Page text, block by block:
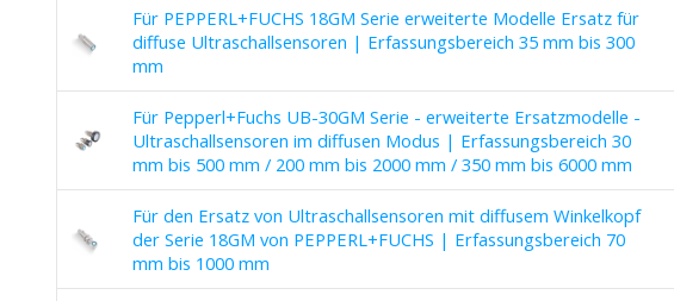
Für PEPPERL+FUCHS 18GM Serie erweiterte Modelle Ersatz für
diffuse Ultraschallsensoren | Erfassungsbereich 35 mm bis 300
mm
Für Pepperl+Fuchs UB-30GM Serie - erweiterte Ersatzmodelle -
Ultraschallsensoren im diffusen Modus | Erfassungsbereich 30
mm bis 500 mm / 200 mm bis 2000 mm / 350 mm bis 6000 mm
Für den Ersatz von Ultraschallsensoren mit diffusem Winkelkopf
der Serie 18GM von PEPPERL+FUCHS | Erfassungsbereich 70
mm bis 1000 mm